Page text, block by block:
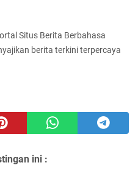
Situs Berita Berbahasa
berita terkini terpercaya
ini :